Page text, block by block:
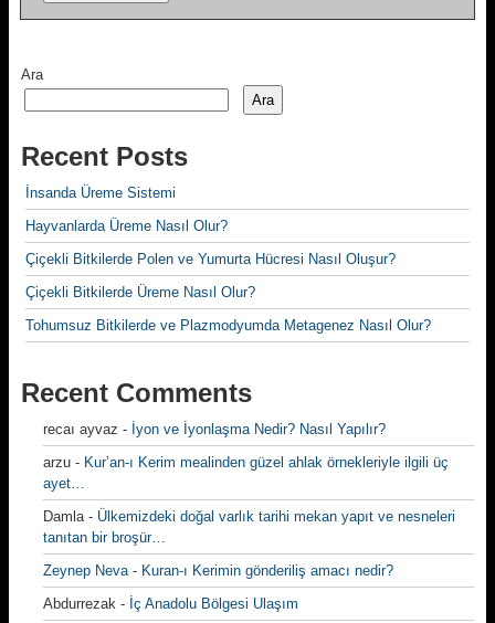
Ara
Ara
Recent Posts
İnsanda Üreme Sistemi
Hayvanlarda Üreme Nasıl Olur?
Çiçekli Bitkilerde Polen ve Yumurta Hücresi Nasıl Oluşur?
Çiçekli Bitkilerde Üreme Nasıl Olur?
Tohumsuz Bitkilerde ve Plazmodyumda Metagenez Nasıl Olur?
Recent Comments
recaı ayvaz - İyon ve İyonlaşma Nedir? Nasıl Yapılır?
arzu - Kur’an-ı Kerim mealinden güzel ahlak örnekleriyle ilgili üç
ayet…
Damla- Ülkemizdeki doğal varlık tarihi mekan yapıt ve nesneleri
tanıtan bir broşür…
Zeynep Neva- Kuran-ı Kerimin gönderiliş amacı nedir?
Abdurrezak - İç Anadolu Bölgesi Ulaşım